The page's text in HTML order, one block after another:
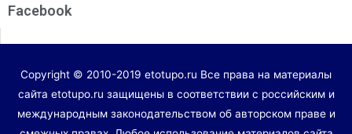
Facebook
Copyright © 2010-2019 etotupo.ru Все права на материалы
сайта etotupo.ru защищены в соответствии с российским и
международным законодательством об авторском праве и